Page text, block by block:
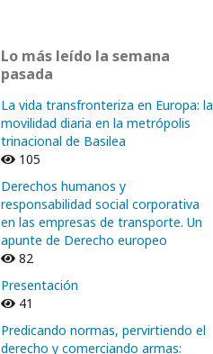
Lo más leído la semana
pasada
La vida transfronteriza en Europa: la
movilidad diaria en la metrópolis
trinacional de Basilea
105
Derechos humanos y
responsabilidad social corporativa
en las empresas de transporte. Un
apunte de Derecho europeo
82
Presentación
41
Predicando normas, pervirtiendo el
derecho y comerciando armas: